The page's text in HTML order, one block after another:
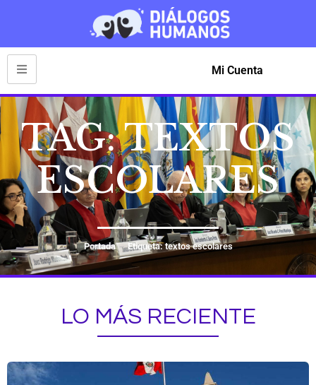
Mi Cuenta
TAG: TEXTOS
ESCOLARES
Portada Etiqueta: textos escolares
LO MÁS RECIENTE